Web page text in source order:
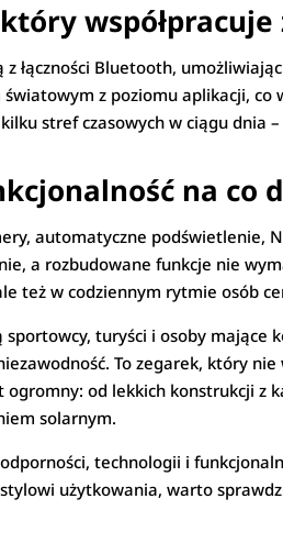
z łączności Bluetooth,
z poziomu aplikacji,
stref czasowych w ciągu dnia
na
automatyczne
a rozbudowane funkcje nie
też w codziennym rytmie osób
turyści i osoby
To zegarek, który
od lekkich konstrukcji z
solarnym.
technologii i
użytkowania, warto